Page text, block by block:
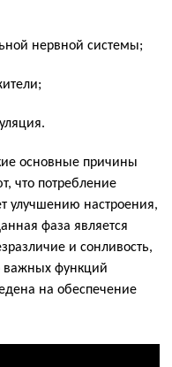
нервной системы;
основные причины
что потребление
улучшению настроения,
фаза является
и сонливость,
важных функций
на обеспечение